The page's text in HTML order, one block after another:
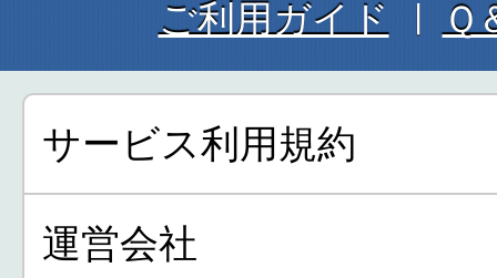
ご利用ガイド Ｑ
サービス利用規約
運営会社